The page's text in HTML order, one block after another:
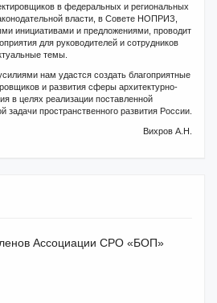
в федеральных и региональных
власти, в Совете НОПРИЗ,
инициативами и предложениями, проводит
для руководителей и сотрудников
темы.
нам удастся создать благоприятные
и развития сферы архитектурно-
в целях реализации поставленной
пространственного развития России.
Вихров А.Н.
Ассоциации СРО «БОП»